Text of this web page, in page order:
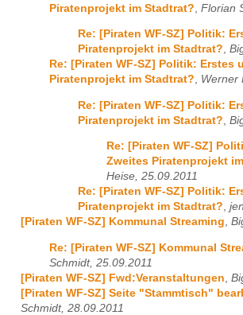
Piratenprojekt im Stadtrat? Florian
Re: [Piraten WF-SZ] Politik:
Piratenprojekt im Stadtrat?,
Re: [Piraten WF-SZ] Politik: Erstes
Piratenprojekt im Stadtrat?, Werner
Re: [Piraten WF-SZ] Politik:
Piratenprojekt im Stadtrat?
Re: [Piraten WF-SZ]
Zweites Piratenprojekt
Heise, 25.09.2011
Re: [Piraten WF-SZ] Politik:
Piratenprojekt im Stadtrat?,
[Piraten WF-SZ] Kommunal Streaming,
Re: [Piraten WF-SZ] Kommunal
Schmidt, 25.09.2011
[Piraten WF-SZ] Fwd:Veranstaltungen
[Piraten WF-SZ] Seite "Stammtisch"
Schmidt, 28.09.2011